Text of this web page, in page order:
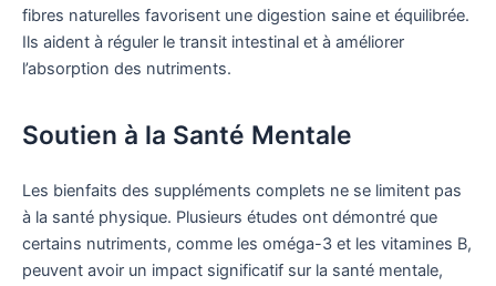
fibres naturelles favorisent une digestion saine et équilibrée.
Ils aident à réguler le transit intestinal et à améliorer
l’absorption des nutriments.
Soutien à la Santé Mentale
Les bienfaits des suppléments complets ne se limitent pas
à la santé physique. Plusieurs études ont démontré que
certains nutriments, comme les oméga-3 et les vitamines B,
peuvent avoir un impact significatif sur la santé mentale,